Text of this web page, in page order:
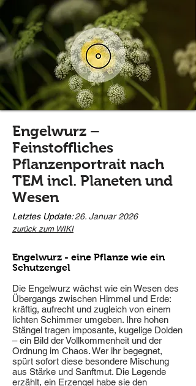
Engelwurz –
Feinstoffliches
Pflanzenportrait nach
TEM incl. Planeten und
Wesen
26. Januar 2026
Letztes Update:
zurück zum WIKI
Engelwurz - eine Pflanze wie ein
Schutzengel
Die Engelwurz wächst wie ein Wesen des
Übergangs zwischen Himmel und Erde:
kräftig, aufrecht und zugleich von einem
lichten Schimmer umgeben. Ihre hohen
Stängel tragen imposante, kugelige Dolden
– ein Bild der Vollkommenheit und der
Ordnung im Chaos. Wer ihr begegnet,
spürt sofort diese besondere Mischung
aus Stärke und Sanftmut. Die Legende
erzählt, ein Erzengel habe sie den